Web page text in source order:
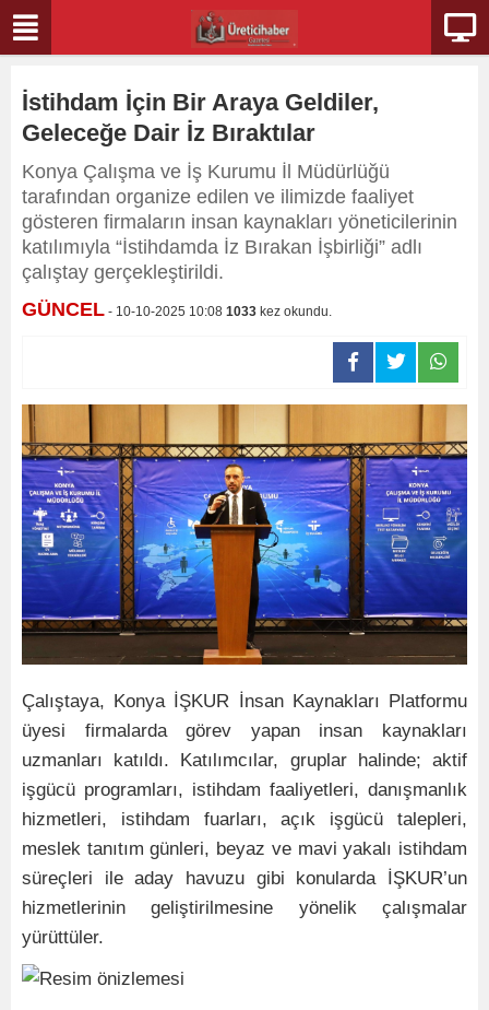
İstihdam İçin Bir Araya Geldiler,
Geleceğe Dair İz Bıraktılar
Konya Çalışma ve İş Kurumu İl Müdürlüğü
tarafından organize edilen ve ilimizde faaliyet
gösteren firmaların insan kaynakları yöneticilerinin
katılımıyla “İstihdamda İz Bırakan İşbirliği” adlı
çalıştay gerçekleştirildi.
GÜNCEL - 10-10-2025 10:08 1033 kez okundu.
Çalıştaya, Konya İŞKUR İnsan Kaynakları Platformu
üyesi firmalarda görev yapan insan kaynakları
uzmanları katıldı. Katılımcılar, gruplar halinde; aktif
işgücü programları, istihdam faaliyetleri, danışmanlık
hizmetleri, istihdam fuarları, açık işgücü talepleri,
meslek tanıtım günleri, beyaz ve mavi yakalı istihdam
süreçleri ile aday havuzu gibi konularda İŞKUR’un
hizmetlerinin geliştirilmesine yönelik çalışmalar
yürüttüler.